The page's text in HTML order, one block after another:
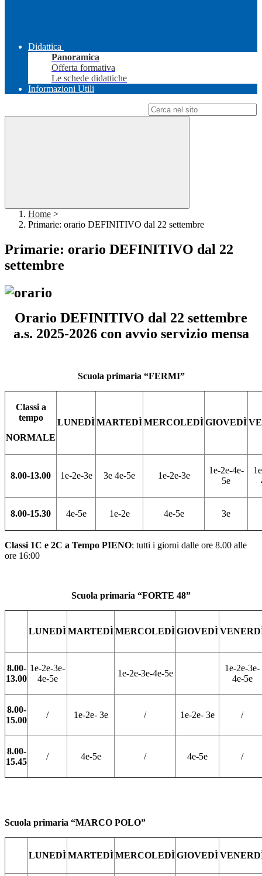
Didattica
Panoramica
Offerta formativa
Le schede didattiche
Informazioni Utili
Home >
Primarie: orario DEFINITIVO dal 22 settembre
Primarie: orario DEFINITIVO dal 22
settembre
Orario DEFINITIVO dal 22 settembre
a.s. 2025-2026 con avvio servizio mensa
Scuola primaria “FERMI”
Classi a
tempo
NORMALE
LUNEDÌMARTEDÌMERCOLEDÌGIOVEDÌ
8.00-13.00 1e-2e-3e 3e 4e-5e 1e-2e-3e
1e-2e-4e-
5e
1e
8.00-15.30 4e-5e 1e-2e 4e-5e 3e
Classi 1C e 2C a Tempo PIENO: tutti i giorni dalle ore 8.00 alle
ore 16:00
Scuola primaria “FORTE 48”
LUNEDÌMARTEDÌMERCOLEDÌGIOVEDÌ
8.00-
13.00
1e-2e-3e-
4e-5e
1e-2e-3e-4e-5e
1e-2e-3e-
4e-5e
8.00-
15.00
/ 1e-2e- 3e / 1e-2e- 3e /
8.00-
15.45
/ 4e-5e / 4e-5e /
Scuola primaria “MARCO POLO”
LUNEDÌMARTEDÌMERCOLEDÌGIOVEDÌ